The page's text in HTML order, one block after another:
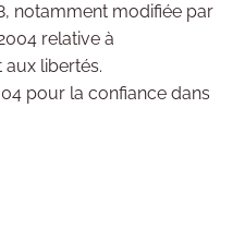
notamment modifiée par
relative à
libertés.
pour la confiance dans